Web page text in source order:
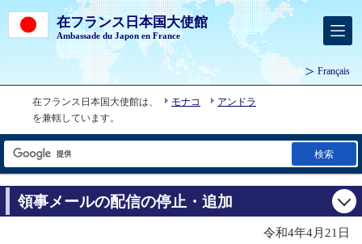
在フランス日本国大使館
Ambassade du Japon en France
Français
在フランス日本国大使館は、 モナコ
アンドラ
を兼轄しています。
検索
領事メールの配信の停止・追加
令和4年4月21日